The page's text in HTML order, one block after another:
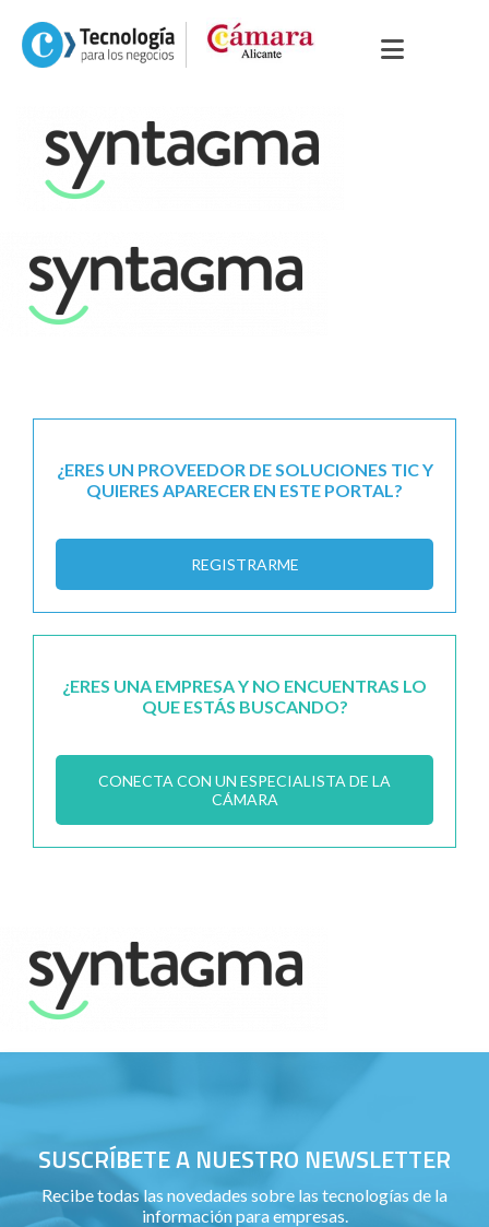
¿ERES UN PROVEEDOR DE SOLUCIONES TIC Y
QUIERES APARECER EN ESTE PORTAL?
REGISTRARME
¿ERES UNA EMPRESA Y NO ENCUENTRAS LO
QUE ESTÁS BUSCANDO?
CONECTA CON UN ESPECIALISTA DE LA
CÁMARA
SUSCRÍBETE A NUESTRO NEWSLETTER
Recibe todas las novedades sobre las tecnologías de la
información para empresas.